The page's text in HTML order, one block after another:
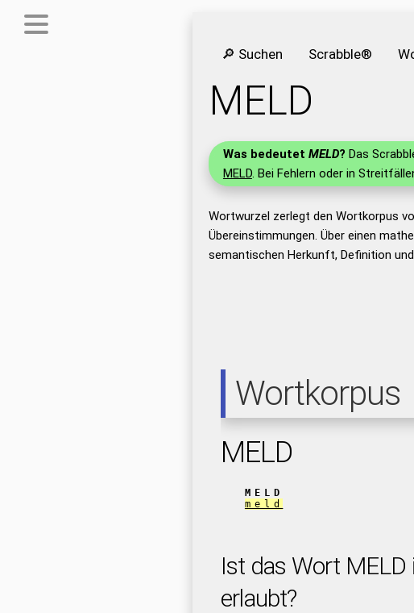
🔎 Suchen Scrabble®
MELD
Was bedeutet MELD? Das
MELD. Bei Fehlern oder in
Wortwurzel zerlegt den Wortkorpus
Übereinstimmungen. Über einen
semantischen Herkunft, Definition
Wortkorpus
MELD
MELD
meld
Ist das Wort MELD
erlaubt?